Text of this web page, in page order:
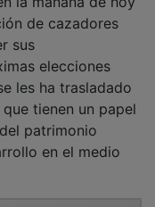
de cazadores
sus
elecciones
les ha trasladado
tienen un papel
patrimonio
en el medio